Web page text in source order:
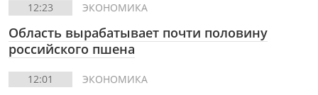
12:23 ЭКОНОМИКА
Область вырабатывает почти половину
российского пшена
12:01 ЭКОНОМИКА